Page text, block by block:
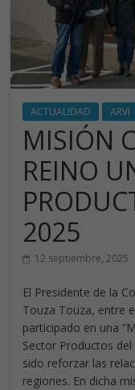
ACTUALIDAD ARVI
MISIÓN
REINO
2025
12 septiembre, 2025
El Presidente de la
Touza Touza, entre
participado en una
Sector Productos
sido reforzar las
regiones. En dicha